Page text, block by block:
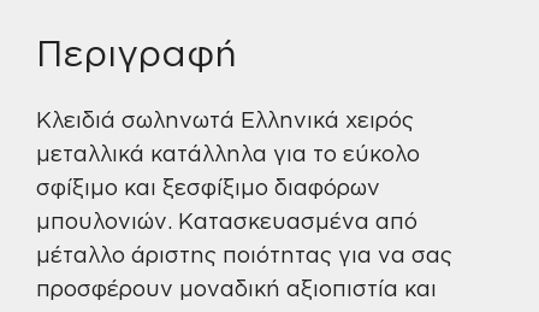
Περιγραφή
Κλειδιά σωληνωτά Ελληνικά χειρός
μεταλλικά κατάλληλα για το εύκολο
σφίξιμο και ξεσφίξιμο διαφόρων
μπουλονιών. Κατασκευασμένα από
μέταλλο άριστης ποιότητας για να σας
προσφέρουν μοναδική αξιοπιστία και